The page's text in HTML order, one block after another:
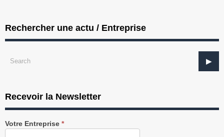
Rechercher une actu / Entreprise
Recevoir la Newsletter
Recevez
notre
Votre Entreprise *